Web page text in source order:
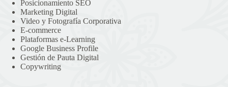
Posicionamiento SEO
Marketing Digital
Video y Fotografía Corporativa
E-commerce
Plataformas e-Learning
Google Business Profile
Gestión de Pauta Digital
Copywriting